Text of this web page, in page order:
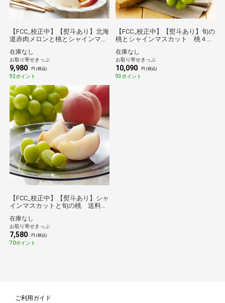
【FCC_校正中】【熨斗あり】北海
道赤肉メロンと桃とシャインマス
ト】
在庫なし
お取り寄せきっぷ
9,980 円 (税込)
92ポイント
【FCC_校正中】【熨斗あり】旬の
桃とシャインマスカット 桃４
料無料【2026夏ギフト】
在庫なし
お取り寄せきっぷ
10,090 円 (税込)
93ポイント
【FCC_校正中】【熨斗あり】シャ
インマスカットと旬の桃 送料無
在庫なし
お取り寄せきっぷ
7,580 円 (税込)
70ポイント
ご利用ガイド